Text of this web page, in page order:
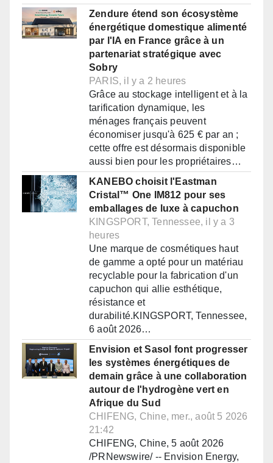
Zendure étend son écosystème
énergétique domestique alimenté
par l'IA en France grâce à un
partenariat stratégique avec
Sobry
PARIS, il y a 2 heures
Grâce au stockage intelligent et à la
tarification dynamique, les
ménages français peuvent
économiser jusqu'à 625 € par an ;
cette offre est désormais disponible
aussi bien pour les propriétaires…
KANEBO choisit l'Eastman
Cristal™ One IM812 pour ses
emballages de luxe à capuchon
KINGSPORT, Tennessee, il y a 3
heures
Une marque de cosmétiques haut
de gamme a opté pour un matériau
recyclable pour la fabrication d'un
capuchon qui allie esthétique,
résistance et
durabilité.KINGSPORT, Tennessee,
6 août 2026…
Envision et Sasol font progresser
les systèmes énergétiques de
demain grâce à une collaboration
autour de l'hydrogène vert en
Afrique du Sud
CHIFENG, Chine, mer., août 5 2026
21:42
CHIFENG, Chine, 5 août 2026
/PRNewswire/ -- Envision Energy,